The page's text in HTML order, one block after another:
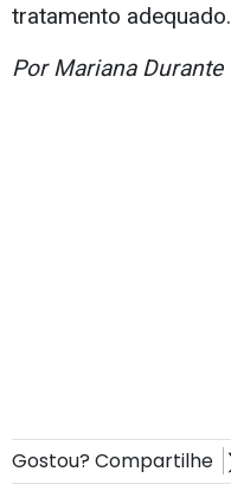
tratamento adequado.
Por Mariana Durante
Gostou? Compartilhe